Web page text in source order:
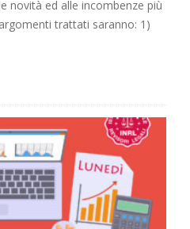
novità ed alle incombenze più
trattati saranno: 1)